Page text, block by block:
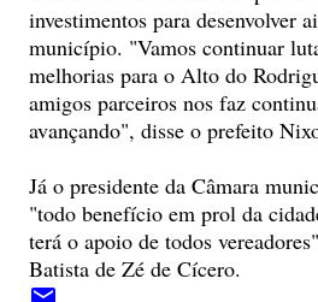
investimentos para desenvolver
município. "Vamos continuar
melhorias para o Alto do
amigos parceiros nos faz
avançando", disse o prefeito
Já o presidente da Câmara
"todo benefício em prol da
terá o apoio de todos
Batista de Zé de Cícero.